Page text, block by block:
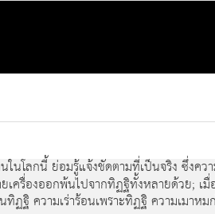
ในโลกนี้ ย่อมรู้แจ้งชัดตามที่เป็นจริง ซึ่ง
รื่องออกพ้นไปจากทิฏฐิทั้งหลายด้วย; เ
ฐิ ความเร่าร้อนเพราะทิฏฐิ ความเมา